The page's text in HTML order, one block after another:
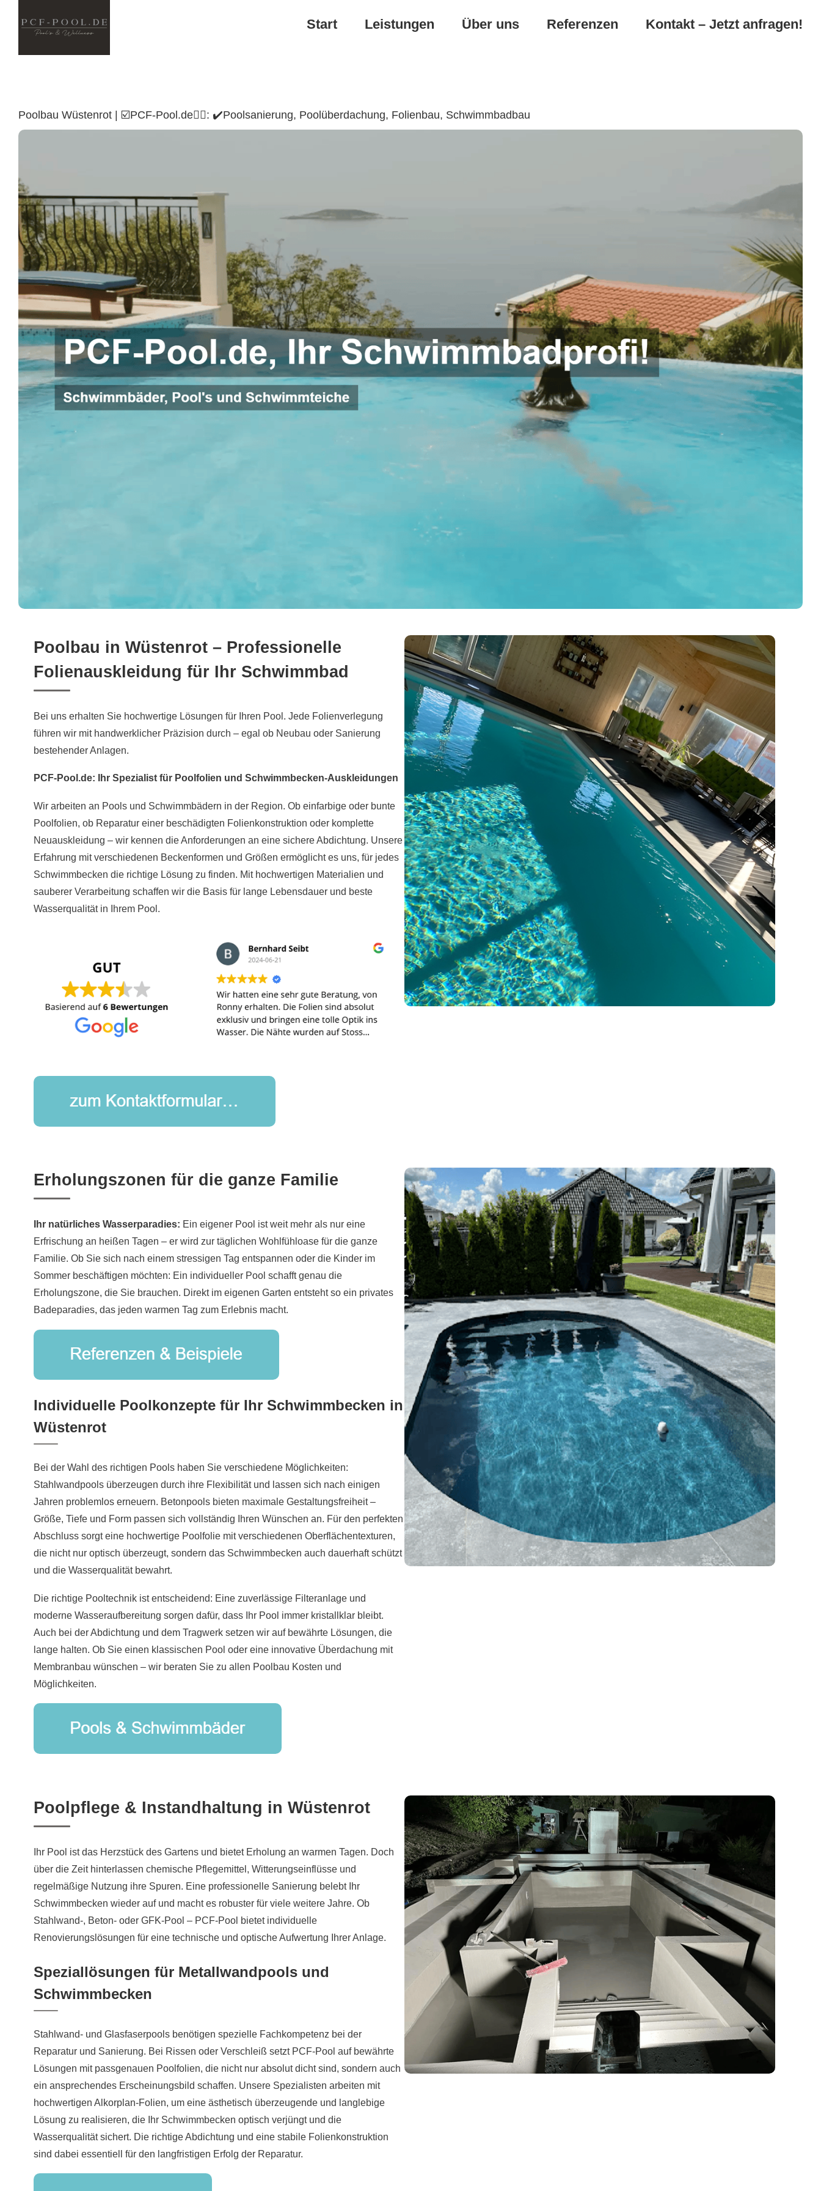
Start Leistungen Über uns Referenzen Kontakt – Jetzt anfragen!
Poolbau Wüstenrot | ☑️PCF-Pool.de🏊🏼: ✔️Poolsanierung, Poolüberdachung, Folienbau, Schwimmbadbau
Poolbau in Wüstenrot – Professionelle
Folienauskleidung für Ihr Schwimmbad
Bei uns erhalten Sie hochwertige Lösungen für Ihren Pool. Jede Folienverlegung
führen wir mit handwerklicher Präzision durch – egal ob Neubau oder Sanierung
bestehender Anlagen.
PCF-Pool.de: Ihr Spezialist für Poolfolien und Schwimmbecken-Auskleidungen
Wir arbeiten an Pools und Schwimmbädern in der Region. Ob einfarbige oder bunte
Poolfolien, ob Reparatur einer beschädigten Folienkonstruktion oder komplette
Neuauskleidung – wir kennen die Anforderungen an eine sichere Abdichtung. Unsere
Erfahrung mit verschiedenen Beckenformen und Größen ermöglicht es uns, für jedes
Schwimmbecken die richtige Lösung zu finden. Mit hochwertigen Materialien und
sauberer Verarbeitung schaffen wir die Basis für lange Lebensdauer und beste
Wasserqualität in Ihrem Pool.
Erholungszonen für die ganze Familie
Ihr natürliches Wasserparadies: Ein eigener Pool ist weit mehr als nur eine
Erfrischung an heißen Tagen – er wird zur täglichen Wohlfühloase für die ganze
Familie. Ob Sie sich nach einem stressigen Tag entspannen oder die Kinder im
Sommer beschäftigen möchten: Ein individueller Pool schafft genau die
Erholungszone, die Sie brauchen. Direkt im eigenen Garten entsteht so ein privates
Badeparadies, das jeden warmen Tag zum Erlebnis macht.
Individuelle Poolkonzepte für Ihr Schwimmbecken in
Wüstenrot
Bei der Wahl des richtigen Pools haben Sie verschiedene Möglichkeiten:
Stahlwandpools überzeugen durch ihre Flexibilität und lassen sich nach einigen
Jahren problemlos erneuern. Betonpools bieten maximale Gestaltungsfreiheit –
Größe, Tiefe und Form passen sich vollständig Ihren Wünschen an. Für den perfekten
Abschluss sorgt eine hochwertige Poolfolie mit verschiedenen Oberflächentexturen,
die nicht nur optisch überzeugt, sondern das Schwimmbecken auch dauerhaft schützt
und die Wasserqualität bewahrt.
Die richtige Pooltechnik ist entscheidend: Eine zuverlässige Filteranlage und
moderne Wasseraufbereitung sorgen dafür, dass Ihr Pool immer kristallklar bleibt.
Auch bei der Abdichtung und dem Tragwerk setzen wir auf bewährte Lösungen, die
lange halten. Ob Sie einen klassischen Pool oder eine innovative Überdachung mit
Membranbau wünschen – wir beraten Sie zu allen Poolbau Kosten und
Möglichkeiten.
Poolpflege & Instandhaltung in Wüstenrot
Ihr Pool ist das Herzstück des Gartens und bietet Erholung an warmen Tagen. Doch
über die Zeit hinterlassen chemische Pflegemittel, Witterungseinflüsse und
regelmäßige Nutzung ihre Spuren. Eine professionelle Sanierung belebt Ihr
Schwimmbecken wieder auf und macht es robuster für viele weitere Jahre. Ob
Stahlwand-, Beton- oder GFK-Pool – PCF-Pool bietet individuelle
Renovierungslösungen für eine technische und optische Aufwertung Ihrer Anlage.
Speziallösungen für Metallwandpools und
Schwimmbecken
Stahlwand- und Glasfaserpools benötigen spezielle Fachkompetenz bei der
Reparatur und Sanierung. Bei Rissen oder Verschleiß setzt PCF-Pool auf bewährte
Lösungen mit passgenauen Poolfolien, die nicht nur absolut dicht sind, sondern auch
ein ansprechendes Erscheinungsbild schaffen. Unsere Spezialisten arbeiten mit
hochwertigen Alkorplan-Folien, um eine ästhetisch überzeugende und langlebige
Lösung zu realisieren, die Ihr Schwimmbecken optisch verjüngt und die
Wasserqualität sichert. Die richtige Abdichtung und eine stabile Folienkonstruktion
sind dabei essentiell für den langfristigen Erfolg der Reparatur.